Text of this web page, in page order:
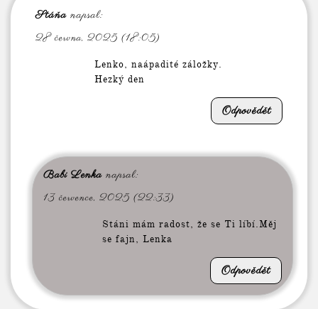
Stáňa napsal:
28 června, 2025 (18:05)
Lenko, naápadité záložky.
Hezký den
Odpovědět
Babi Lenka napsal:
13 července, 2025 (22:33)
Stáni mám radost, že se Ti líbí.Měj
se fajn, Lenka
Odpovědět